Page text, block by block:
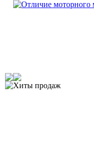
Хиты продаж